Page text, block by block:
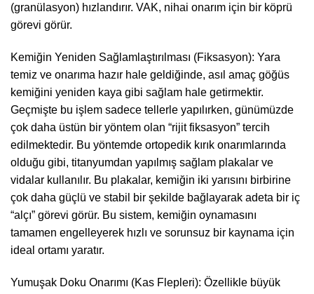
(granülasyon) hızlandırır. VAK, nihai onarım için bir köprü
görevi görür.
Kemiğin Yeniden Sağlamlaştırılması (Fiksasyon): Yara
temiz ve onarıma hazır hale geldiğinde, asıl amaç göğüs
kemiğini yeniden kaya gibi sağlam hale getirmektir.
Geçmişte bu işlem sadece tellerle yapılırken, günümüzde
çok daha üstün bir yöntem olan “rijit fiksasyon” tercih
edilmektedir. Bu yöntemde ortopedik kırık onarımlarında
olduğu gibi, titanyumdan yapılmış sağlam plakalar ve
vidalar kullanılır. Bu plakalar, kemiğin iki yarısını birbirine
çok daha güçlü ve stabil bir şekilde bağlayarak adeta bir iç
“alçı” görevi görür. Bu sistem, kemiğin oynamasını
tamamen engelleyerek hızlı ve sorunsuz bir kaynama için
ideal ortamı yaratır.
Yumuşak Doku Onarımı (Kas Flepleri): Özellikle büyük